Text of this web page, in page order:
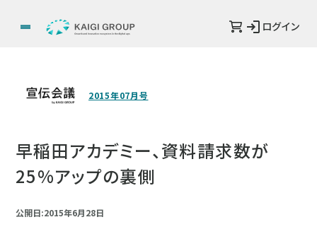
ログイン
2015年07月号
早稲田アカデミー、資料請求数が
25%アップの裏側
公開日:2015年6月28日